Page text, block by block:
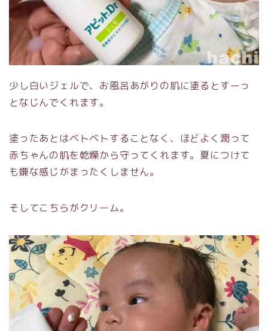
少し白いジェルで、お風呂あがりの肌に塗るとすーっ
となじんでくれます。
塗ったあとはベトベトすることなく、ほどよく潤って
赤ちゃんの肌を乾燥から守ってくれます。夏につけて
も嫌な感じがまったくしません。
そしてこちらがクリーム。